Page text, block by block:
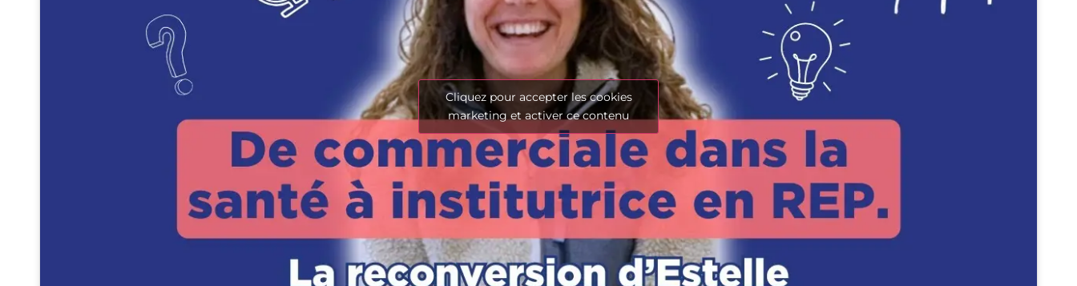
Cliquez pour accepter les cookies
marketing et activer ce contenu